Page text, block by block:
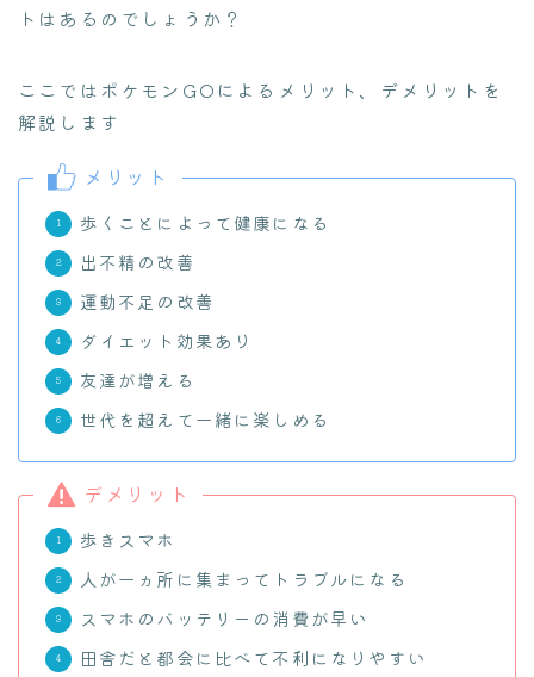
トはあるのでしょうか？
ここではポケモンGOによるメリット、デメリットを
解説します
メリット
歩くことによって健康になる
出不精の改善
運動不足の改善
ダイエット効果あり
友達が増える
世代を超えて一緒に楽しめる
デメリット
歩きスマホ
人が一ヵ所に集まってトラブルになる
スマホのバッテリーの消費が早い
田舎だと都会に比べて不利になりやすい